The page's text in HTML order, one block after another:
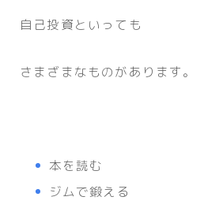
自己投資といっても
さまざまなものがあります。
本を読む
ジムで鍛える